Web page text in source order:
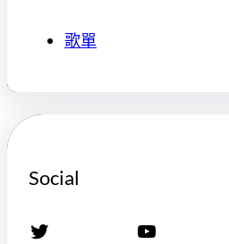
歌單
Social
X YouTube